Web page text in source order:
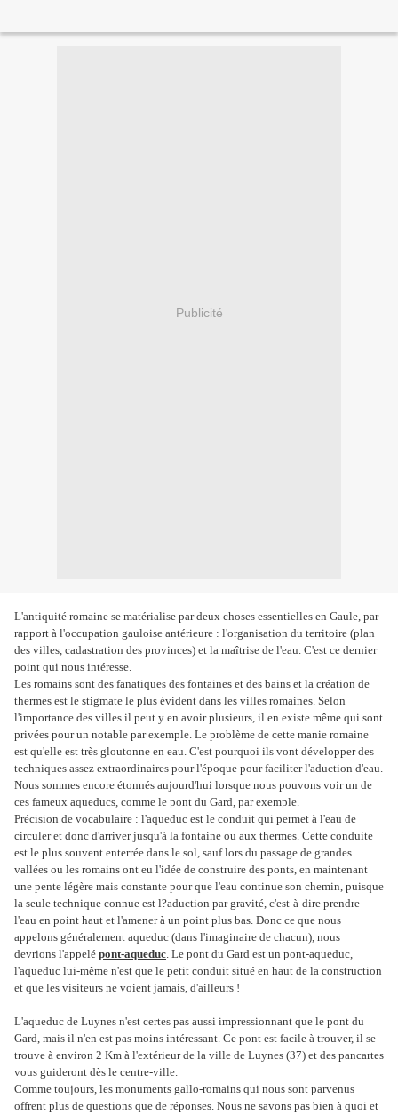
Publicité
L'antiquité romaine se matérialise par deux choses essentielles en Gaule, par
rapport à l'occupation gauloise antérieure : l'organisation du territoire (plan
des villes, cadastration des provinces) et la maîtrise de l'eau. C'est ce dernier
point qui nous intéresse.
Les romains sont des fanatiques des fontaines et des bains et la création de
thermes est le stigmate le plus évident dans les villes romaines. Selon
l'importance des villes il peut y en avoir plusieurs, il en existe même qui sont
privées pour un notable par exemple. Le problème de cette manie romaine
est qu'elle est très gloutonne en eau. C'est pourquoi ils vont développer des
techniques assez extraordinaires pour l'époque pour faciliter l'aduction d'eau.
Nous sommes encore étonnés aujourd'hui lorsque nous pouvons voir un de
ces fameux aqueducs, comme le pont du Gard, par exemple.
Précision de vocabulaire : l'aqueduc est le conduit qui permet à l'eau de
circuler et donc d'arriver jusqu'à la fontaine ou aux thermes. Cette conduite
est le plus souvent enterrée dans le sol, sauf lors du passage de grandes
vallées ou les romains ont eu l'idée de construire des ponts, en maintenant
une pente légère mais constante pour que l'eau continue son chemin, puisque
la seule technique connue est l?aduction par gravité, c'est-à-dire prendre
l'eau en point haut et l'amener à un point plus bas. Donc ce que nous
appelons généralement aqueduc (dans l'imaginaire de chacun), nous
devrions l'appelé pont-aqueduc. Le pont du Gard est un pont-aqueduc,
l'aqueduc lui-même n'est que le petit conduit situé en haut de la construction
et que les visiteurs ne voient jamais, d'ailleurs !
L'aqueduc de Luynes n'est certes pas aussi impressionnant que le pont du
Gard, mais il n'en est pas moins intéressant. Ce pont est facile à trouver, il se
trouve à environ 2 Km à l'extérieur de la ville de Luynes (37) et des pancartes
vous guideront dès le centre-ville.
Comme toujours, les monuments gallo-romains qui nous sont parvenus
offrent plus de questions que de réponses. Nous ne savons pas bien à quoi et